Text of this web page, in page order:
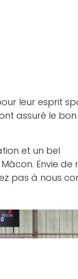
leur esprit
assuré le bon
et un bel
Envie de
pas à nous